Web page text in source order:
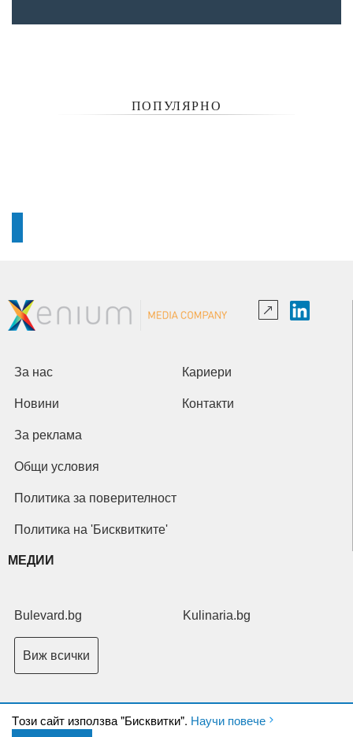
ПОПУЛЯРНО
Tози сайт използва "Бисквитки". Научи повече
За нас Кариери
Новини Контакти
За реклама
Общи условия
Политика за поверителност
Политика на 'Бисквитките'
МЕДИИ
Bulevard.bg Kulinaria.bg
Виж всички